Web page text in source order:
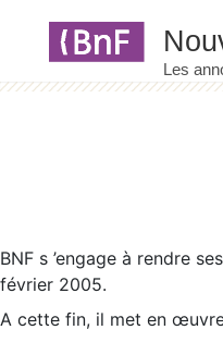
BNF s ’engage à rendre
février 2005.
A cette fin, il met en